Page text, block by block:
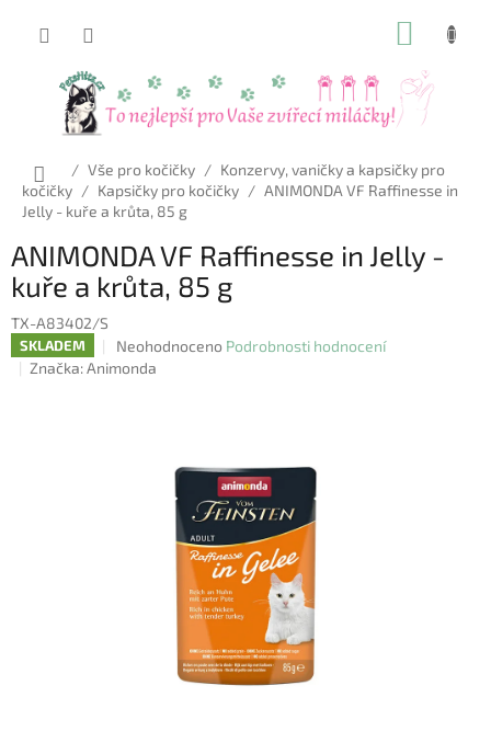
Domů
/ Vše pro kočičky / Konzervy, vaničky a kapsičky pro
kočičky / Kapsičky pro kočičky / ANIMONDA VF Raffinesse in
Jelly - kuře a krůta, 85 g
ANIMONDA VF Raffinesse in Jelly -
kuře a krůta, 85 g
TX-A83402/S
SKLADEM
Průměrné
hodnocení
Neohodnoceno Podrobnosti hodnocení
Značka:Animonda